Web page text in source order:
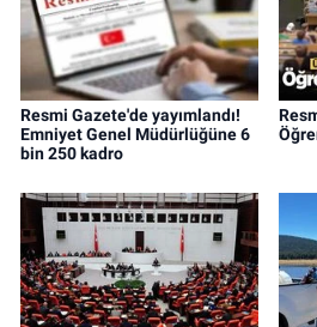
Resmi Gazete'de yayımlandı!
Emniyet Genel Müdürlüğüne 6
bin 250 kadro